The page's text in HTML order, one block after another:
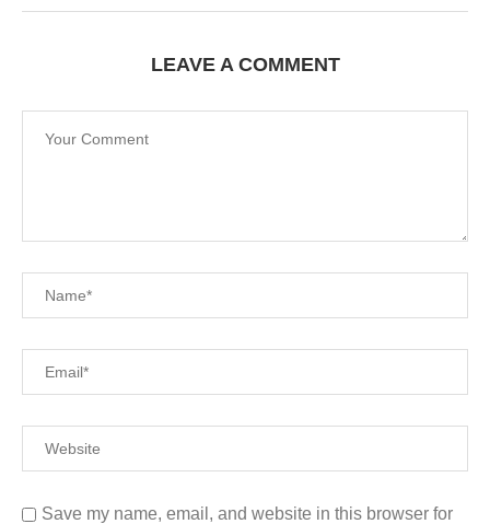
LEAVE A COMMENT
Save my name, email, and website in this browser for